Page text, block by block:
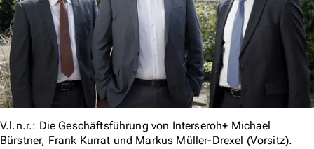
V.l.n.r.: Die Geschäftsführung von Interseroh+ Michael
Bürstner, Frank Kurrat und Markus Müller-Drexel (Vorsitz).